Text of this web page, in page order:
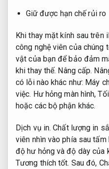
Giữ được hạn chế rủi ro
Khi thay mặt kính sau trên
công nghệ viên của chúng
vật của bạn để bảo đảm
khi thay thế. Nâng cấp.
có lỗi nào khác như: Máy
việc. Hư hỏng màn hình,
hoặc các bộ phận khác.
Dịch vụ in. Chất lượng in
viên nhìn vào phía sau
độ hư hỏng và độ dày của
Tương thích tốt. Sau đó,